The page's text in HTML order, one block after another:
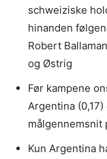
schweiziske
hinanden
Robert
og Østrig
Før kampene
Argentina
målgennemsnit
Kun Argentina